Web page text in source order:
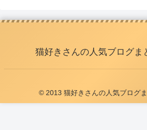
猫好きさんの人気ブログま
© 2013 猫好きさんの人気ブログま